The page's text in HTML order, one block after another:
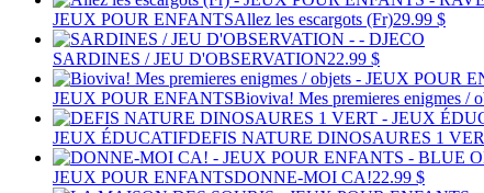
JEUX POUR ENFANTSAllez les escargots (Fr)29.99 $
SARDINES / JEU D'OBSERVATION22.99 $
JEUX POUR ENFANTSBioviva! Mes premieres enigmes /
JEUX ÉDUCATIFDEFIS NATURE DINOSAURES 1
JEUX POUR ENFANTSDONNE-MOI CA!22.99 $